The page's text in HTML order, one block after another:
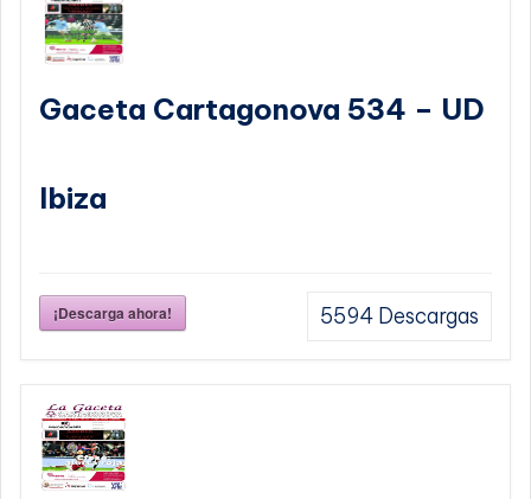
Gaceta Cartagonova 534 – UD
Ibiza
¡Descarga ahora! 5594 Descargas